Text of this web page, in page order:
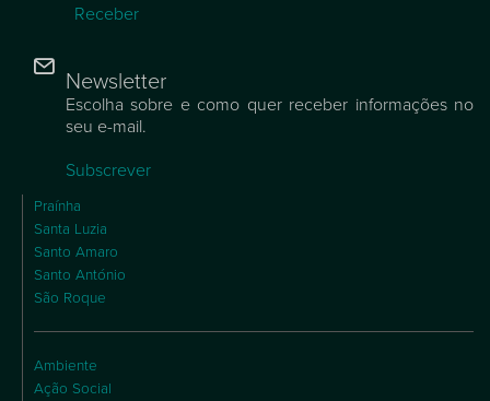
Receber
Newsletter
Escolha sobre e como quer receber informações no
seu e-mail.
Subscrever
Praínha
Santa Luzia
Santo Amaro
Santo António
São Roque
Ambiente
Ação Social